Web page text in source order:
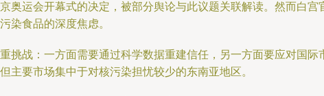
奥运会开幕式的决定，被部分舆论与此议题关联解读。然而白
染食品的深度焦虑。
挑战：一方面需要通过科学数据重建信任，另一方面要应对国
主要市场集中于对核污染担忧较少的东南亚地区。